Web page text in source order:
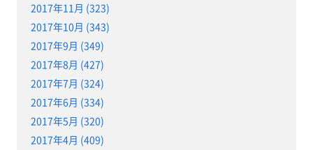
2017年11月 (323)
2017年10月 (343)
2017年9月 (349)
2017年8月 (427)
2017年7月 (324)
2017年6月 (334)
2017年5月 (320)
2017年4月 (409)